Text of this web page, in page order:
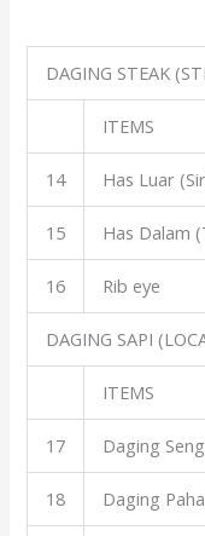
DAGING STEAK
ITEMS
14 Has Luar
15 Has Dalam
16 Rib eye
DAGING SAPI
ITEMS
17 Daging
18 Daging